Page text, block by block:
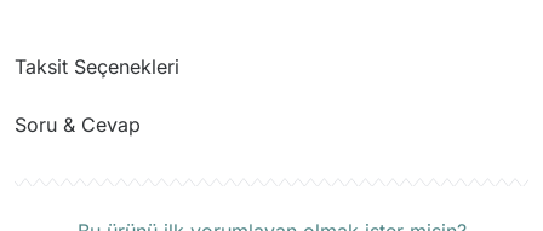
Taksit Seçenekleri
Soru & Cevap